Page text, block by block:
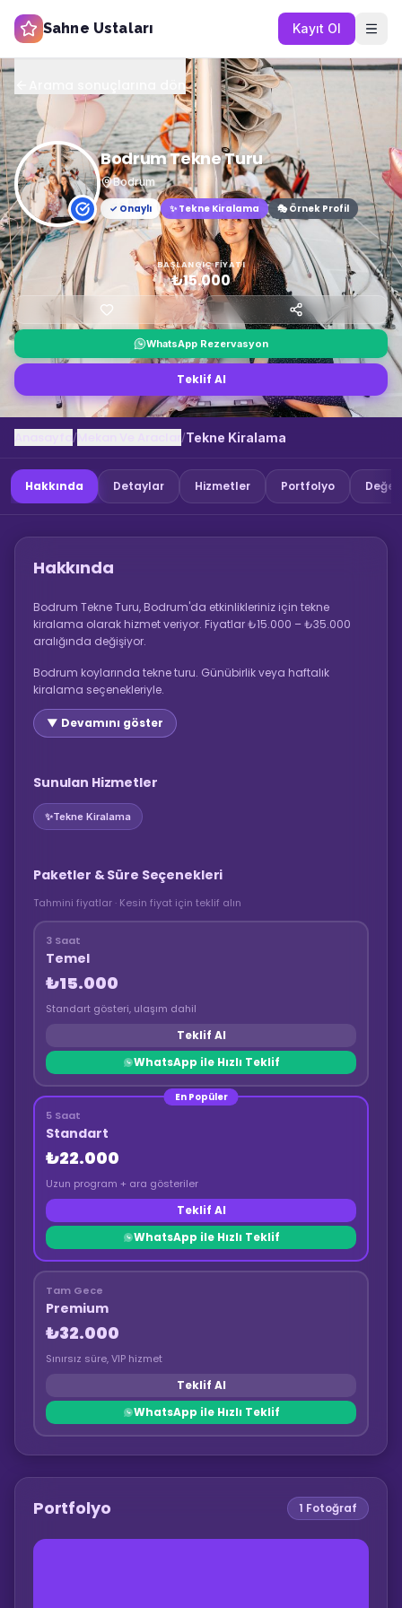
Sahne Ustaları Kayıt Ol
Bodrum Tekne Turu
Bodrum
✓ Onaylı
✨ Tekne Kiralama 🎭 Örnek Profil
BAŞLANGIÇ FIYATI
₺15.000
WhatsApp Rezervasyon
Teklif Al
/ /Tekne Kiralama
Hakkında Detaylar Hizmetler Portfolyo
Hakkında
Bodrum Tekne Turu, Bodrum'da etkinlikleriniz için tekne
kiralama olarak hizmet veriyor. Fiyatlar ₺15.000 – ₺35.000
aralığında değişiyor.
Bodrum koylarında tekne turu. Günübirlik veya haftalık
kiralama seçenekleriyle.
▼ Devamını göster
Sunulan Hizmetler
✨Tekne Kiralama
Paketler & Süre Seçenekleri
Tahmini fiyatlar · Kesin fiyat için teklif alın
3 Saat
Temel
₺15.000
Standart gösteri, ulaşım dahil
Teklif Al
WhatsApp ile Hızlı Teklif
En Popüler
5 Saat
Standart
₺22.000
Uzun program + ara gösteriler
Teklif Al
WhatsApp ile Hızlı Teklif
Tam Gece
Premium
₺32.000
Sınırsız süre, VIP hizmet
Teklif Al
WhatsApp ile Hızlı Teklif
Portfolyo 1 Fotoğraf